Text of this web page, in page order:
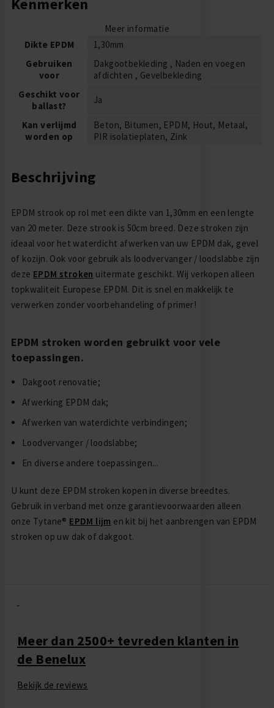
Kenmerken
Meer informatie
Dikte EPDM
1,30mm
Gebruiken
voor
Dakgootbekleding , Naden en voegen
afdichten , Gevelbekleding
Geschikt voor
ballast?
Ja
Kan verlijmd
worden op
Beton, Bitumen, EPDM, Hout, Metaal,
PIR isolatieplaten, Zink
Beschrijving
EPDM strook op rol met een dikte van 1,30mm en een lengte
van 20 meter. Deze strook is 50cm breed. Deze stroken zijn
ideaal voor het waterdicht afwerken van uw EPDM dak, gevel
of kozijn. Ook voor gebruik als loodvervanger / loodslabbe zijn
deze EPDM stroken uitermate geschikt. Wij verkopen alleen
topkwaliteit Europese EPDM. Dit is snel en makkelijk te
verwerken zonder voorbehandeling of primer!
EPDM stroken worden gebruikt voor vele
toepassingen.
Dakgoot renovatie;
Afwerking EPDM dak;
Afwerken van waterdichte verbindingen;
Loodvervanger / loodslabbe;
En diverse andere toepassingen...
U kunt deze EPDM stroken kopen in diverse breedtes.
Gebruik in verband met onze garantievoorwaarden alleen
onze Tytane® EPDM lijm en kit bij het aanbrengen van EPDM
stroken op uw dak of dakgoot.
Meer dan 2500+ tevreden klanten in
de Benelux
Bekijk de reviews